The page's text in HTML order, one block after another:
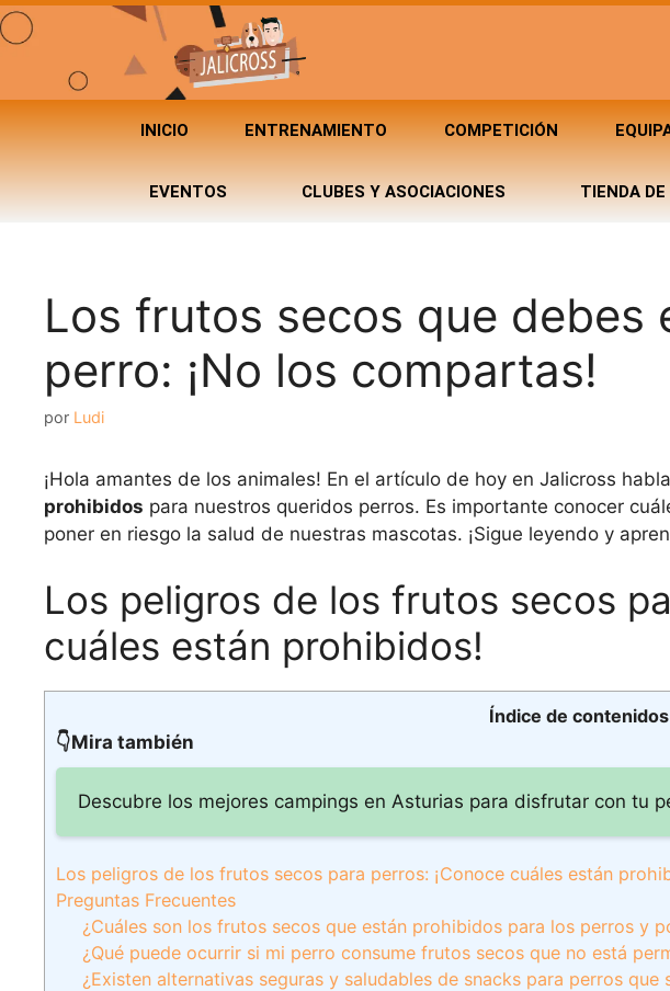
INICIO ENTRENAMIENTO COMPETICIÓN
EVENTOS CLUBES Y ASOCIACIONES TIENDA
Los frutos secos que debes
perro: ¡No los compartas!
por Ludi
¡Hola amantes de los animales! En el artículo de hoy en Jalicross
prohibidos para nuestros queridos perros. Es importante conocer
poner en riesgo la salud de nuestras mascotas. ¡Sigue leyendo y
Los peligros de los frutos secos
cuáles están prohibidos!
Índice de contenidos
👇Mira también
Descubre los mejores campings en Asturias para disfrutar con tu
Los peligros de los frutos secos para perros: ¡Conoce cuáles están
Preguntas Frecuentes
¿Cuáles son los frutos secos que están prohibidos para los perros y
¿Qué puede ocurrir si mi perro consume frutos secos que no está
¿Existen alternativas seguras y saludables de snacks para perros